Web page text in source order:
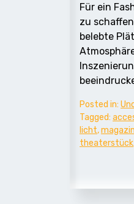
Für ein
zu
belebte
Posted in:
Tagged:
licht,
theaterstück